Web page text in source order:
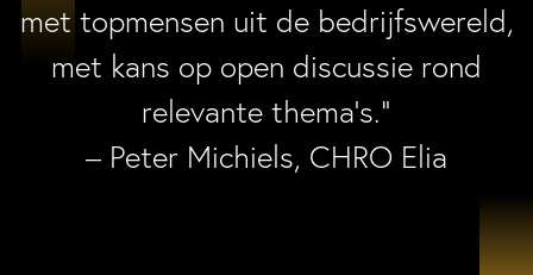
met topmensen uit de bedrijfswereld,
met kans op open discussie rond
relevante thema’s.”
– Peter Michiels, CHRO Elia